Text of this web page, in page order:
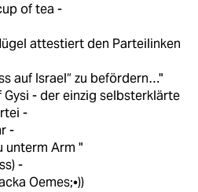
of tea -
attestiert den Parteilinken
auf Israel“ zu befördern…"
- der einzig selbsterklärte
-
-
unterm Arm "
-
Oemes;•))